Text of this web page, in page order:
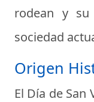
rodean y
sociedad
Origen
El Día de San